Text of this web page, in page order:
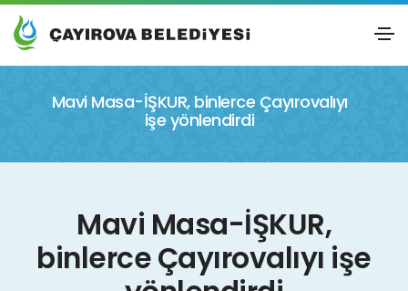
Mavi Masa-İŞKUR, binlerce Çayırovalıyı
işe yönlendirdi
Mavi Masa-İŞKUR,
binlerce Çayırovalıyı işe